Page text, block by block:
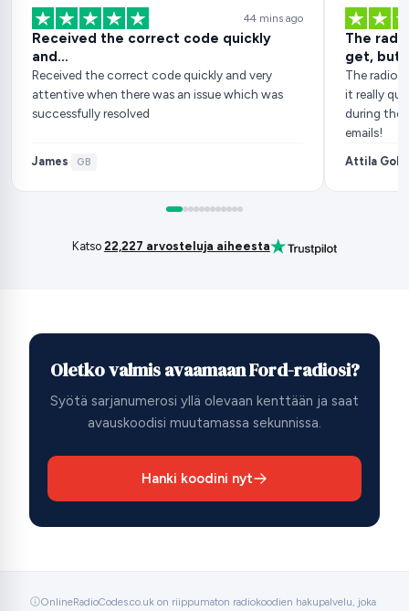
44 mins ago
Received the correct code quickly
and…
Received the correct code quickly and very
attentive when there was an issue which was
successfully resolved
James· GB
The
get,
The radio
it really
during the
emails!
Attila
Katso 22,227 arvosteluja aiheesta
Oletko valmis avaamaan Ford-radiosi?
Syötä sarjanumerosi yllä olevaan kenttään ja saat
avauskoodisi muutamassa sekunnissa.
Hanki koodini nyt
OnlineRadioCodes.co.uk on riippumaton radiokoodien hakupalvelu, joka